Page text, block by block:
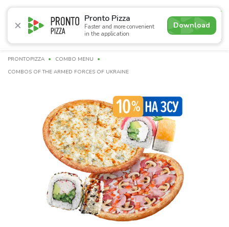
Pronto Pizza
Faster and more convenient
in the application
Download
4.8
Promotions Pizza Sushi Сombo Menu
PRONTOPIZZA
СOMBO MENU
COMBOS OF THE ARMED FORCES OF UKRAINE